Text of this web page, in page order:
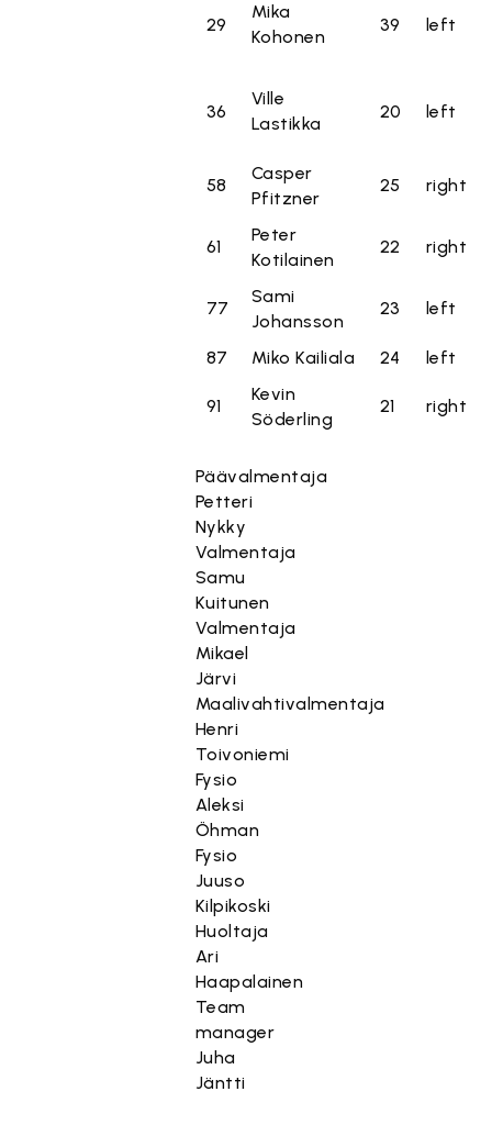
29
Mika
Kohonen
39 left
36
Ville
Lastikka
20 left
58
Casper
Pfitzner
25 right
61
Peter
Kotilainen
22 right
77
Sami
Johansson
23 left
87 Miko Kailiala 24 left
91
Kevin
Söderling
21 right
Päävalmentaja
Petteri
Nykky
Valmentaja
Samu
Kuitunen
Valmentaja
Mikael
Järvi
Maalivahtivalmentaja
Henri
Toivoniemi
Fysio
Aleksi
Öhman
Fysio
Juuso
Kilpikoski
Huoltaja
Ari
Haapalainen
Team
manager
Juha
Jäntti